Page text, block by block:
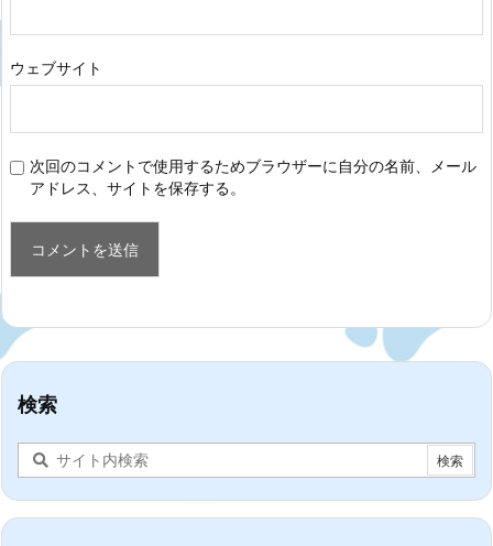
ウェブサイト
次回のコメントで使用するためブラウザーに自分の名前、メール
アドレス、サイトを保存する。
検索